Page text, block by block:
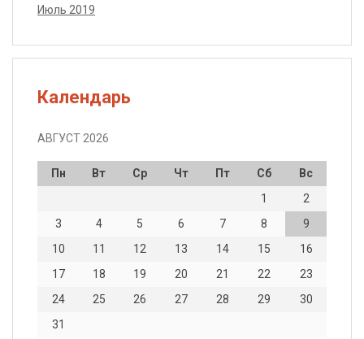
Июль 2019
Календарь
АВГУСТ 2026
Пн Вт Ср Чт Пт Сб
Вс
1
2
3
4 5 6 7 8
9
10
11 12 13 14 15
16
17
18 19 20 21 22
23
24
25 26 27 28 29
30
31